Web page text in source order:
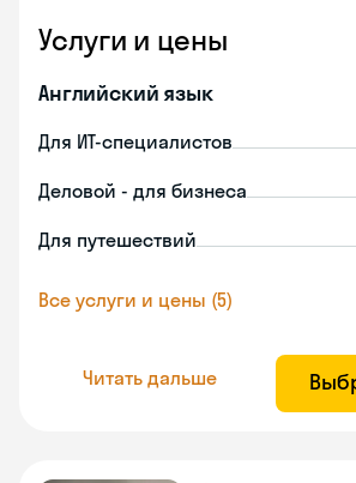
Услуги и цены
Английский язык
Для ИТ-специалистов
Деловой - для бизнеса
Для путешествий
Все услуги и цены (5)
Читать дальше